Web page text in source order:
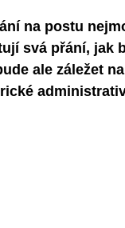
na postu
svá přání, jak
ale záležet